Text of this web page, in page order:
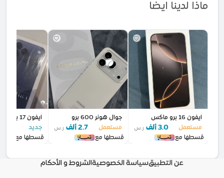
ماذا لدينا ايضا
ايفون 16 برو ماكس
مستعمل
3.0 ألف ر.س
قسطها مع
جوال هونر 600 برو
مستعمل
2.7 ألف ر.س
قسطها مع
ايفون 17 برو ماكس جدي
جديد
قسطها مع
عن التطبيقسياسة الخصوصيةالشروط و الأحكام